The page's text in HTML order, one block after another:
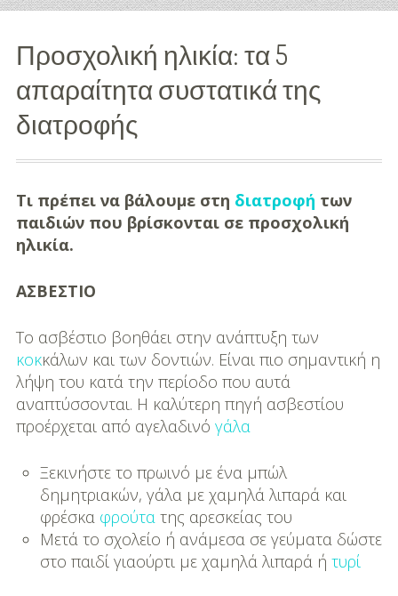
Εκπαίδευση
Βάπτιση
Διάσημες
Βαπτίσεις
Deco
DIY
Διατροφή-Συνταγές
Συνταγές
Συμβουλές
Διατροφής
Προσχολική ηλικία: τα 5
απαραίτητα συστατικά της
διατροφής
Τι πρέπει να βάλουμε στη διατροφή των
παιδιών που βρίσκονται σε προσχολική
ηλικία.
ΑΣΒΕΣΤΙΟ
Το ασβέστιο βοηθάει στην ανάπτυξη των
κοκκάλων και των δοντιών. Είναι πιο σημαντική η
λήψη του κατά την περίοδο που αυτά
αναπτύσσονται. Η καλύτερη πηγή ασβεστίου
προέρχεται από αγελαδινό γάλα
Ξεκινήστε το πρωινό με ένα μπώλ
δημητριακών, γάλα με χαμηλά λιπαρά και
φρέσκα φρούτατης αρεσκείας του
Μετά το σχολείο ή ανάμεσα σε γεύματα δώστε
στο παιδί γιαούρτι με χαμηλά λιπαρά ή τυρί